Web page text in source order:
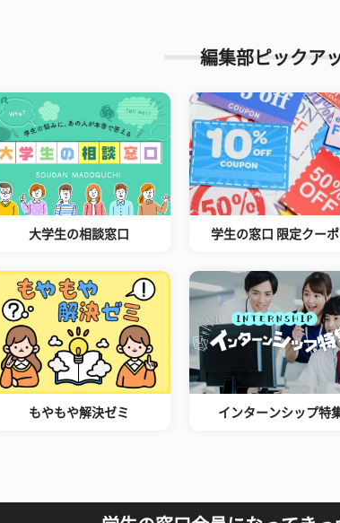
編集部ピックア
大学生の相談窓口 学生の窓口 限定クー
もやもや解決ゼミ インターンシップ特